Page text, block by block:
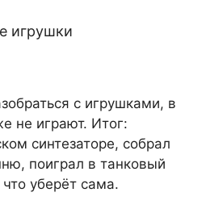
игрушки
с игрушками, в
не играют. Итог:
синтезаторе, собрал
поиграл в танковый
уберёт сама.